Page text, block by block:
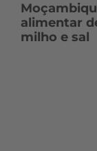
alimentar
milho e sal